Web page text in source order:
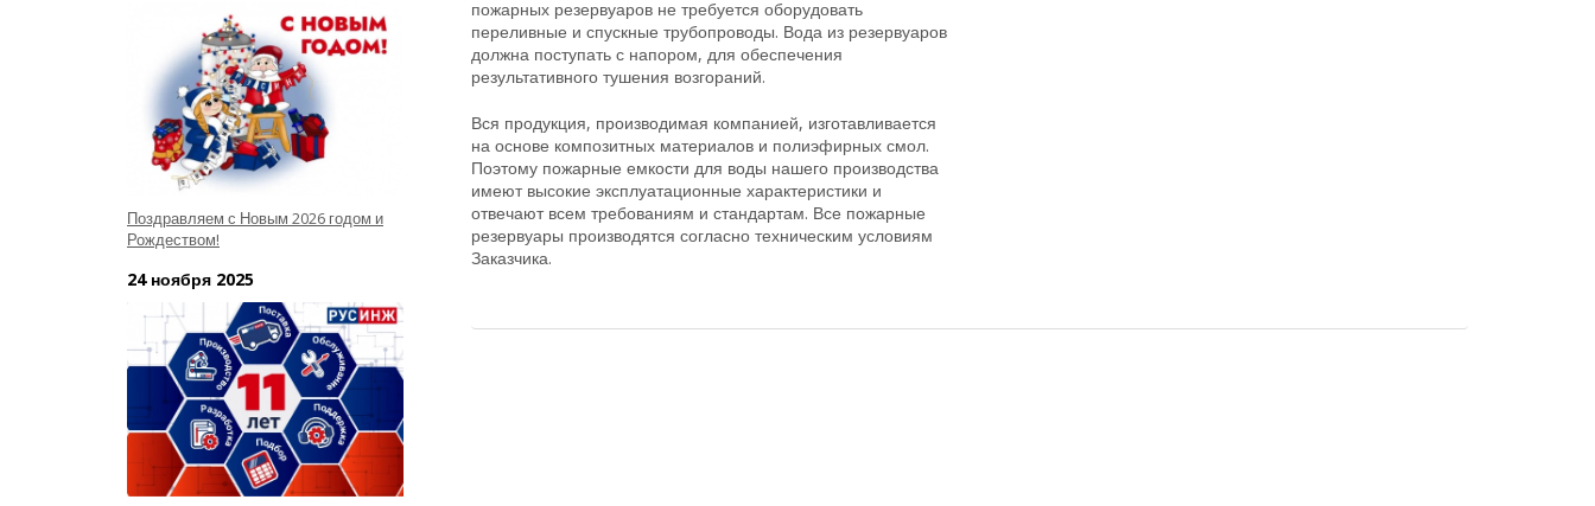
пожарных резервуаров не требуется оборудовать
переливные и спускные трубопроводы. Вода из резервуаров
должна поступать с напором, для обеспечения
результативного тушения возгораний.
Вся продукция, производимая компанией, изготавливается
на основе композитных материалов и полиэфирных смол.
Поэтому пожарные емкости для воды нашего производства
имеют высокие эксплуатационные характеристики и
отвечают всем требованиям и стандартам. Все пожарные
резервуары производятся согласно техническим условиям
Заказчика.
Поздравляем с Новым 2026 годом и
Рождеством!
24 ноября 2025